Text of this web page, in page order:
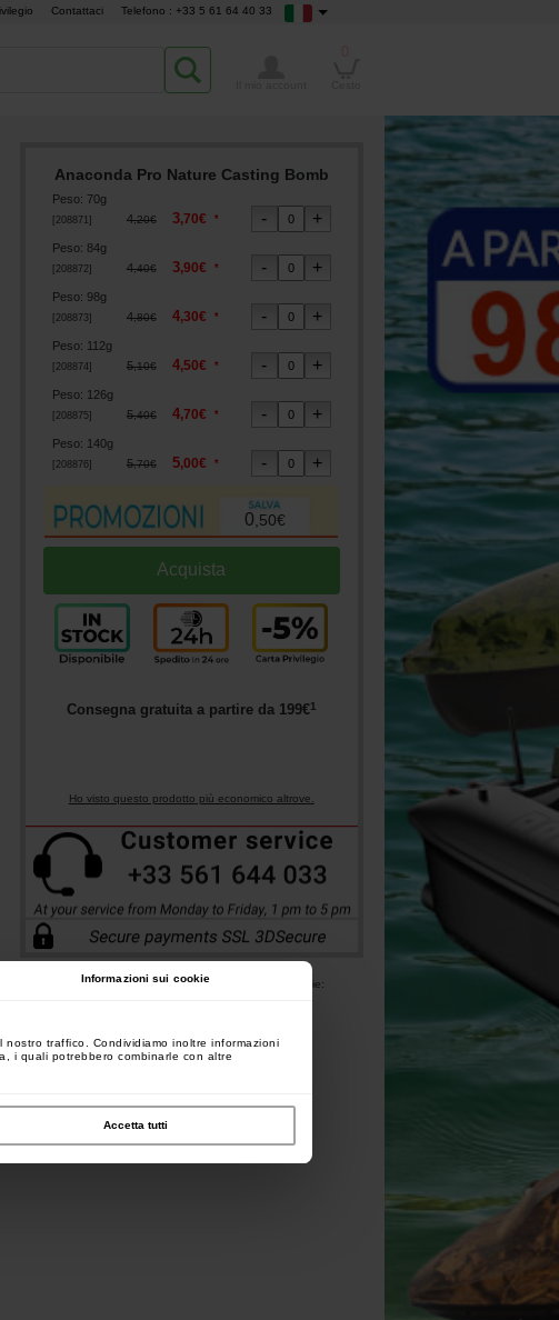
Informazioni sui cookie
traffico. Condividiamo inoltre informazioni
i quali potrebbero combinarle con altre
Accetta tutti
Contattaci Telefono : +33 5 61 64 40 33
Anaconda Pro Nature Casting Bomb
Peso: 70g
208871 ] 4,20€ 3,70€ *
Peso: 84g
208872] 4,40€ 3,90€ *
Peso: 98g
208873 ] 4,80€ 4,30€ *
Peso: 112g
208874] 5,10€ 4,50€ *
Peso: 126g
208875] 5,40€ 4,70€ *
Peso: 140g
208876] 5,70€ 5,00€ *
0,50€
Consegna gratuita a partire da 199€1
Ho visto questo prodotto più economico altrove.
Questo prodotto appartiene alle seguenti categorie: